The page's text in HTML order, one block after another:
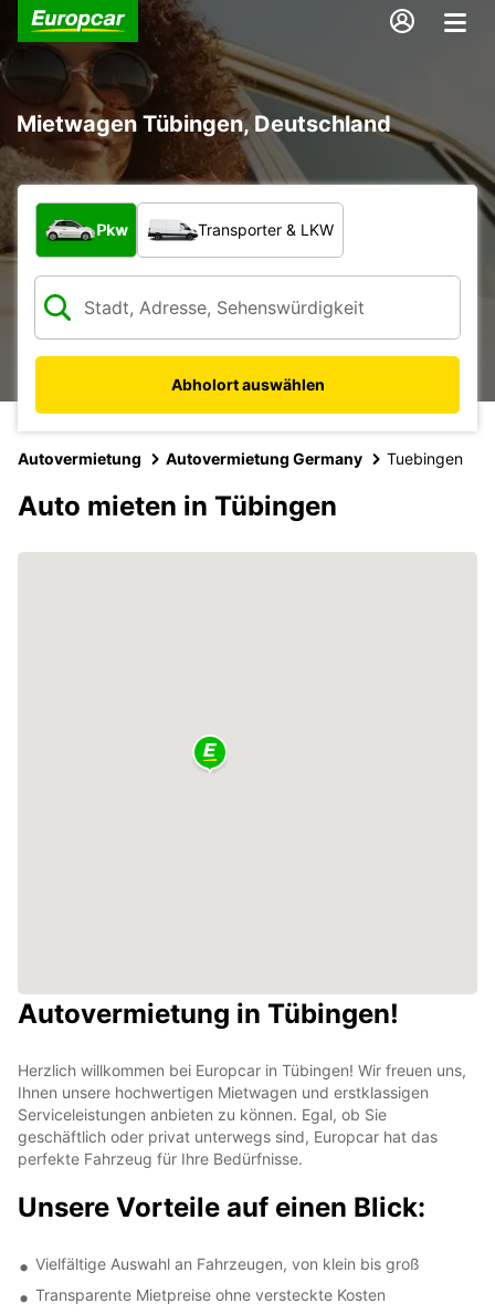
Mietwagen Tübingen, Deutschland
Welche Art von Fahrzeug?
Pkw Transporter & LKW
Abholort auswählen
Autovermietung Autovermietung Germany Tuebingen
Auto mieten in Tübingen
Autovermietung in Tübingen!
Herzlich willkommen bei Europcar in Tübingen! Wir freuen uns,
Ihnen unsere hochwertigen Mietwagen und erstklassigen
Serviceleistungen anbieten zu können. Egal, ob Sie
geschäftlich oder privat unterwegs sind, Europcar hat das
perfekte Fahrzeug für Ihre Bedürfnisse.
Unsere Vorteile auf einen Blick:
Vielfältige Auswahl an Fahrzeugen, von klein bis groß
Transparente Mietpreise ohne versteckte Kosten